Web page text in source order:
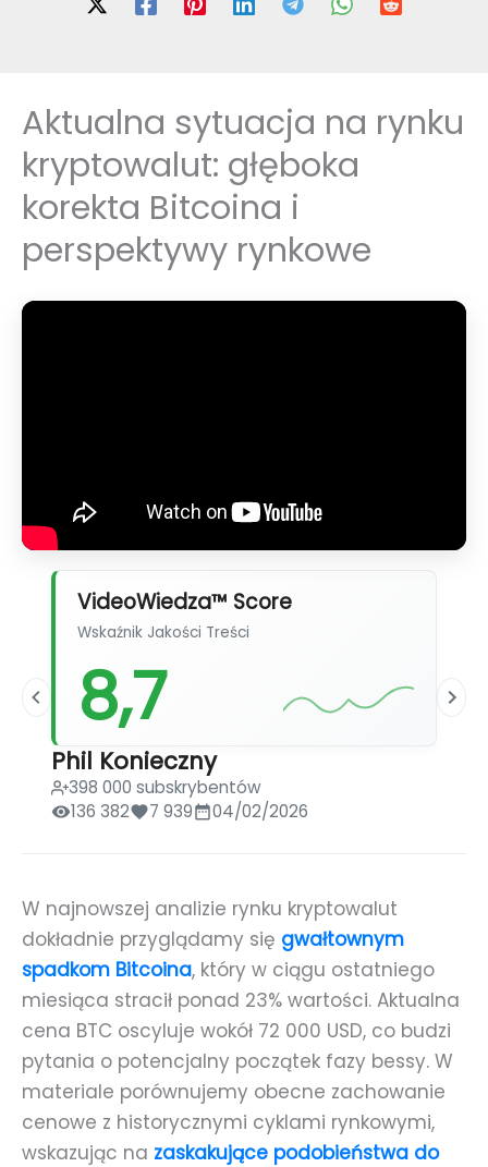
Aktualna sytuacja na rynku
kryptowalut: głęboka
korekta Bitcoina i
perspektywy rynkowe
VideoWiedza™ Score
Wskaźnik Jakości Treści
8,7
Phil Konieczny
398 000 subskrybentów
136 382
7 939 04/02/2026
W najnowszej analizie rynku kryptowalut
dokładnie przyglądamy się gwałtownym
spadkom Bitcoina, który w ciągu ostatniego
miesiąca stracił ponad 23% wartości. Aktualna
cena BTC oscyluje wokół 72 000 USD, co budzi
pytania o potencjalny początek fazy bessy. W
materiale porównujemy obecne zachowanie
cenowe z historycznymi cyklami rynkowymi,
wskazując na zaskakujące podobieństwa do